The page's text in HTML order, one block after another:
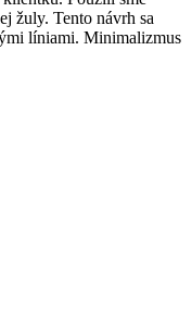
žuly. Tento návrh sa
líniami. Minimalizmus